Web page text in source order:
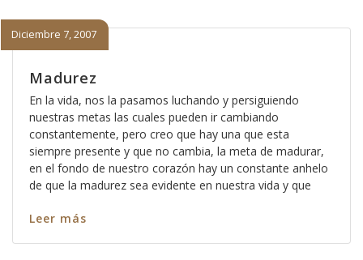
Madurez
Diciembre 7, 2007
En la vida, nos la pasamos luchando y persiguiendo
nuestras metas las cuales pueden ir cambiando
constantemente, pero creo que hay una que esta
siempre presente y que no cambia, la meta de madurar,
en el fondo de nuestro corazón hay un constante anhelo
de que la madurez sea evidente en nuestra vida y que
Leer más